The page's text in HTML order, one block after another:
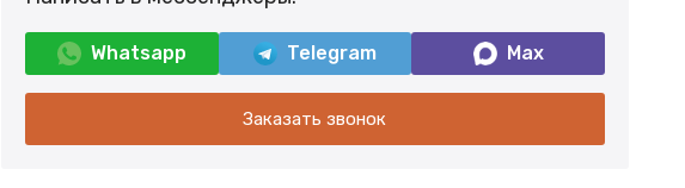
Whatsapp Telegram Max
Заказать звонок